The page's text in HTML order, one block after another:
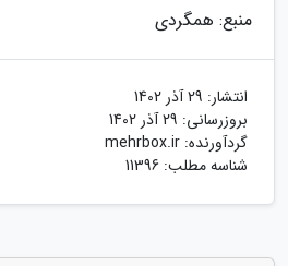
منبع: همگردی
انتشار: 29 آذر 1402
بروزرسانی: 29 آذر 1402
گردآورنده: mehrbox.ir
شناسه مطلب: 11396